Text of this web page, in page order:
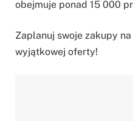
obejmuje ponad 15 000
Zaplanuj swoje zakupy
wyjątkowej oferty!